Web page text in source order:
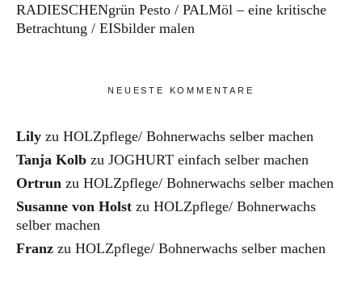
RADIESCHENgrün Pesto
PALMöl – eine kritische
Betrachtung
EISbilder malen
NEUESTE KOMMENTARE
Lily zu HOLZpflege/ Bohnerwachs selber machen
Tanja Kolb zu JOGHURT einfach selber machen
Ortrun zu HOLZpflege/ Bohnerwachs selber machen
Susanne von Holst zu HOLZpflege/ Bohnerwachs
selber machen
Franz zu HOLZpflege/ Bohnerwachs selber machen